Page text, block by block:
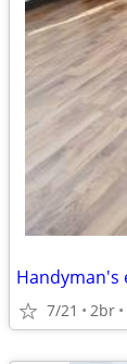
7/21 2br